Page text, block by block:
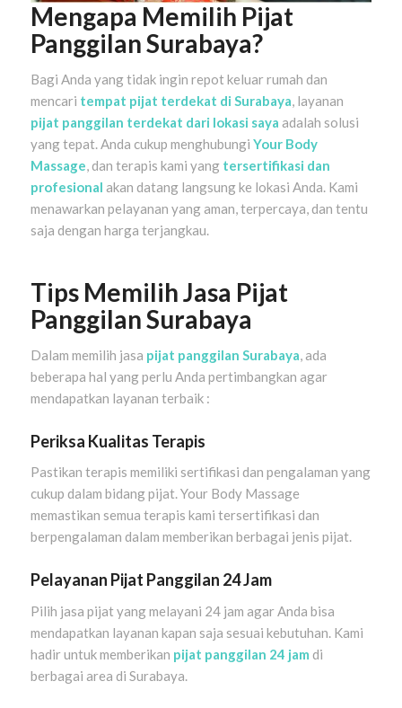
Mengapa Memilih Pijat
Panggilan Surabaya?
Bagi Anda yang tidak ingin repot keluar rumah dan
mencari tempat pijat terdekat di Surabaya, layanan
pijat panggilan terdekat dari lokasi saya adalah solusi
yang tepat. Anda cukup menghubungi Your Body
Massage, dan terapis kami yang tersertifikasi dan
profesional akan datang langsung ke lokasi Anda. Kami
menawarkan pelayanan yang aman, terpercaya, dan tentu
saja dengan harga terjangkau.
Tips Memilih Jasa Pijat
Panggilan Surabaya
Dalam memilih jasa pijat panggilan Surabaya, ada
beberapa hal yang perlu Anda pertimbangkan agar
mendapatkan layanan terbaik :
Periksa Kualitas Terapis
Pastikan terapis memiliki sertifikasi dan pengalaman yang
cukup dalam bidang pijat. Your Body Massage
memastikan semua terapis kami tersertifikasi dan
berpengalaman dalam memberikan berbagai jenis pijat.
Pelayanan Pijat Panggilan 24 Jam
Pilih jasa pijat yang melayani 24 jam agar Anda bisa
mendapatkan layanan kapan saja sesuai kebutuhan. Kami
hadir untuk memberikan pijat panggilan 24 jam di
berbagai area di Surabaya.